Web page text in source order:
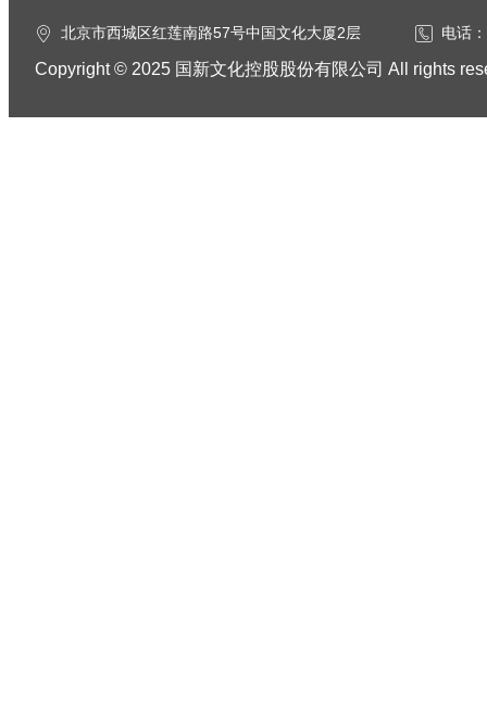
北京市西城区红莲南路57号中国文化大厦2层 电话
Copyright © 2025 国新文化控股股份有限公司 All rights